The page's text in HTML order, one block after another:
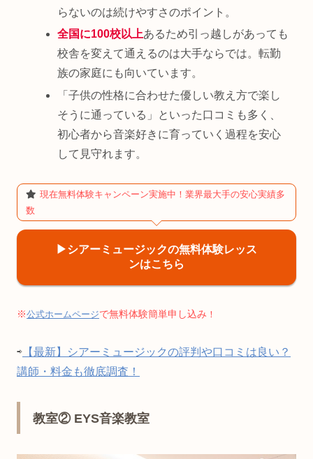
らないのは続けやすさのポイント。
全国に100校以上あるため引っ越しがあっても
校舎を変えて通えるのは大手ならでは。転勤
族の家庭にも向いています。
「子供の性格に合わせた優しい教え方で楽し
そうに通っている」といった口コミも多く、
初心者から音楽好きに育っていく過程を安心
して見守れます。
現在無料体験キャンペーン実施中！業界最大手の安心実績多
数
▶︎シアーミュージックの無料体験レッス
ンはこちら
※公式ホームページで無料体験簡単申し込み ！
⇨ 【最新】シアーミュージックの評判や口コミは良い？
講師・料金も徹底調査！
教室② EYS音楽教室